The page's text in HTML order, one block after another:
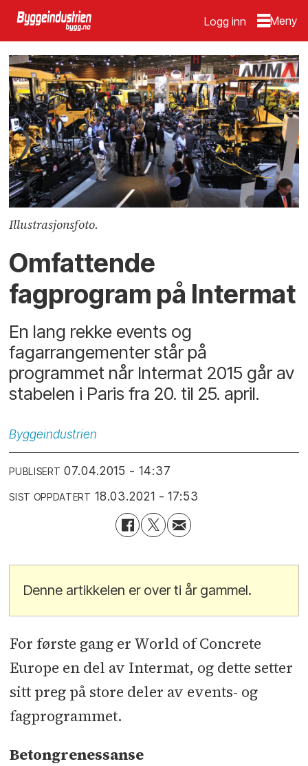
Logg inn
Illustrasjonsfoto.
Omfattende
fagprogram på Intermat
En lang rekke events og
fagarrangementer står på
programmet når Intermat 2015 går av
stabelen i Paris fra 20. til 25. april.
Byggeindustrien
PUBLISERT 07.04.2015 - 14:37
SIST OPPDATERT 18.03.2021 - 17:53
Denne artikkelen er over ti år gammel.
For første gang er World of Concrete
Europe en del av Intermat, og dette setter
sitt preg på store deler av events- og
fagprogrammet.
Betongrenessanse